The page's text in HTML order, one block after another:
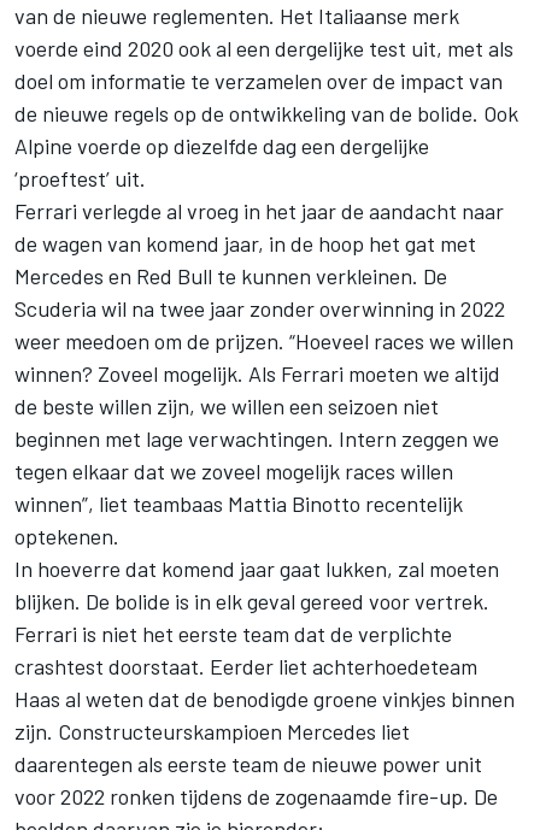
van de nieuwe reglementen. Het Italiaanse merk
voerde eind 2020 ook al een dergelijke test uit, met als
doel om informatie te verzamelen over de impact van
de nieuwe regels op de ontwikkeling van de bolide. Ook
Alpine voerde op diezelfde dag een dergelijke
‘proeftest’ uit.
Ferrari verlegde al vroeg in het jaar de aandacht naar
de wagen van komend jaar, in de hoop het gat met
Mercedes en Red Bull te kunnen verkleinen. De
Scuderia wil na twee jaar zonder overwinning in 2022
weer meedoen om de prijzen. “Hoeveel races we willen
winnen? Zoveel mogelijk. Als Ferrari moeten we altijd
de beste willen zijn, we willen een seizoen niet
beginnen met lage verwachtingen. Intern zeggen we
tegen elkaar dat we zoveel mogelijk races willen
winnen”, liet teambaas Mattia Binotto recentelijk
optekenen.
In hoeverre dat komend jaar gaat lukken, zal moeten
blijken. De bolide is in elk geval gereed voor vertrek.
Ferrari is niet het eerste team dat de verplichte
crashtest doorstaat. Eerder liet achterhoedeteam
Haas al weten dat de benodigde groene vinkjes binnen
zijn. Constructeurskampioen Mercedes liet
daarentegen als eerste team de nieuwe power unit
voor 2022 ronken tijdens de zogenaamde fire-up. De